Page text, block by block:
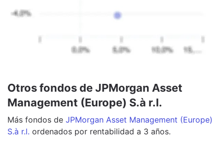
Otros fondos de JPMorgan Asset
Management (Europe) S.à r.l.
Más fondos de JPMorgan Asset Management (Europe)
S.à r.l. ordenados por rentabilidad a 3 años.